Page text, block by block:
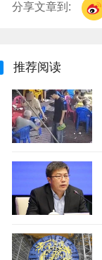
分享文章到:
推荐阅读